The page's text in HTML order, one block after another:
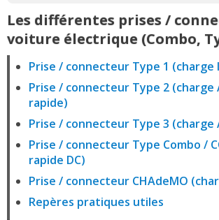
Les différentes prises /
voiture électrique (Combo,
Prise / connecteur Type 1 (charge
Prise / connecteur Type 2 (charge
rapide)
Prise / connecteur Type 3 (charge
Prise / connecteur Type Combo /
rapide DC)
Prise / connecteur CHAdeMO
Repères pratiques utiles